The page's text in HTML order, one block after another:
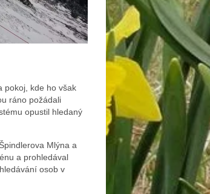
pokoj, kde ho však
ráno požádali
opustil hledaný
Mlýna a
a prohledával
osob v